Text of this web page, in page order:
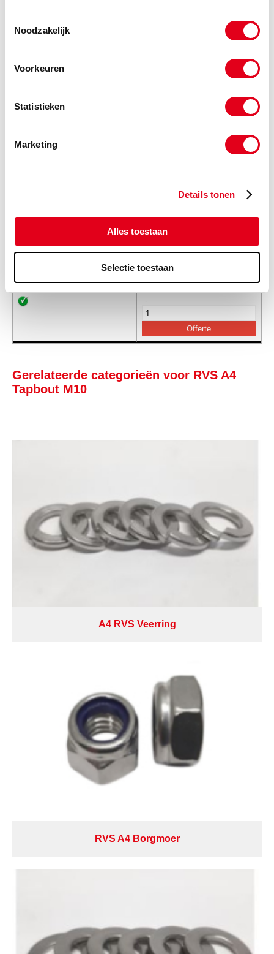
Noodzakelijk
Voorkeuren
Statistieken
Marketing
Details tonen
Alles toestaan
Selectie toestaan
RVS A4 tapbout M10x045
(de verpakkingseenheid is 100
(de verpakkingseenheid is 100
stuks)
Stuks
-
Gerelateerde categorieën voor RVS A4
Tapbout M10
A4 RVS Veerring
RVS A4 Borgmoer